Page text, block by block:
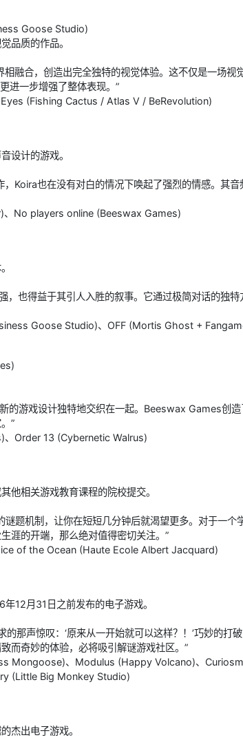
Goose Studio)
品质的作品。
融合，创造出完全独特的视觉体验。这不仅是一场视
进一步增强了整体表现。”
(Fishing Cactus / Atlas V / BeRevolution)
设计的游戏。
Koira也在没有对白的情况下唤起了强烈的情感。其
No players online (Beeswax Games)
，也得益于其引人入胜的叙事。它通过极简对话的独
Goose Studio)、OFF (Mortis Ghost +
的游戏设计独特地交织在一起。Beeswax Games创
”
Order 13 (Cybernetic Walrus)
他相关游戏教育课程的院校提交。
题机制，让你在短短几分钟后就渴望更多。对于一个
涯的开端，那么绝对值得密切关注。”
of the Ocean (Haute Ecole Albert Jacquard)
12月31日之前发布的电子游戏。
那声惊叹：‘原来从一开始就可以这样？！’巧妙的打
而奇妙的体验，必将吸引解谜游戏社区。”
Mongoose)、Modulus (Happy Volcano)、
(Little Big Monkey Studio)
杰出电子游戏。